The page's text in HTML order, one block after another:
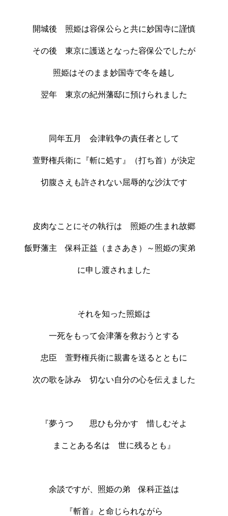
開城後 照姫は容保公らと共に妙国寺に謹慎
その後 東京に護送となった容保公でしたが
照姫はそのまま妙国寺で冬を越し
翌年 東京の紀州藩邸に預けられました
同年五月 会津戦争の責任者として
萱野権兵衛に『斬に処す』（打ち首）が決定
切腹さえも許されない屈辱的な沙汰です
皮肉なことにその執行は 照姫の生まれ故郷
飯野藩主 保科正益（まさあき）～照姫の実弟
に申し渡されました
それを知った照姫は
一死をもって会津藩を救おうとする
忠臣 萱野権兵衛に親書を送るとともに
次の歌を詠み 切ない自分の心を伝えました
『夢うつゝ 思ひも分かす 惜しむそよ
まことある名は 世に残るとも』
余談ですが、照姫の弟 保科正益は
『斬首』と命じられながら